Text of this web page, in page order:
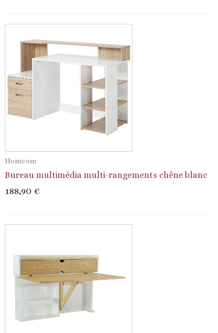
Homcom
Bureau multimédia multi-rangements chêne blanc
188,90 €